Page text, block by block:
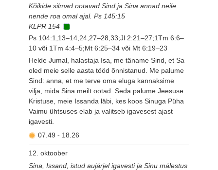
Kõikide silmad ootavad Sind ja Sina annad neile
nende roa omal ajal. Ps 145:15
KLPR 154
Ps 104:1,13–14,24,27–28,33;Jl 2:21–27;1Tm 6:6–
10 või 1Tm 4:4–5;Mt 6:25–34 või Mt 6:19–23
Helde Jumal, halastaja Isa, me täname Sind, et Sa
oled meie selle aasta tööd õnnistanud. Me palume
Sind: anna, et me terve oma eluga kannaksime
vilja, mida Sina meilt ootad. Seda palume Jeesuse
Kristuse, meie Issanda läbi, kes koos Sinuga Püha
Vaimu ühtsuses elab ja valitseb igavesest ajast
igavesti.
07.49 - 18.26
12. oktoober
Sina, Issand, istud aujärjel igavesti ja Sinu mälestus